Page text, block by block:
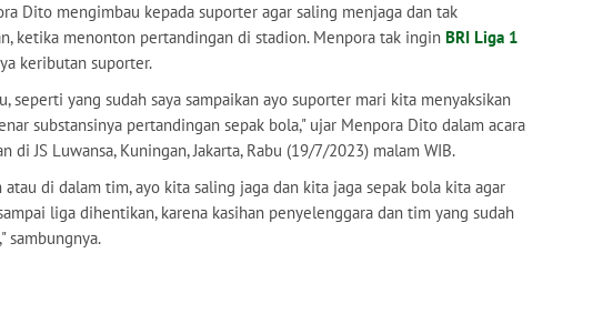
Dito mengimbau kepada suporter agar saling menjaga dan tak
ketika menonton pertandingan di stadion. Menpora tak ingin BRI Liga 1
keributan suporter.
seperti yang sudah saya sampaikan ayo suporter mari kita menyaksikan
substansinya pertandingan sepak bola," ujar Menpora Dito dalam acara
di JS Luwansa, Kuningan, Jakarta, Rabu (19/7/2023) malam WIB.
atau di dalam tim, ayo kita saling jaga dan kita jaga sepak bola kita agar
liga dihentikan, karena kasihan penyelenggara dan tim yang sudah
sambungnya.